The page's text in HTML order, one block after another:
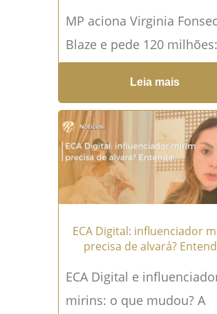
MP aciona Virginia
Blaze e pede 120 milhões:
entenda o caso O
Público do Distrito Federal
Territórios ajuizou,...Leia
→
Leia mais
ECA Digital: influenciador
precisa de alvará?
ECA Digital e
mirins: o que mudou? A